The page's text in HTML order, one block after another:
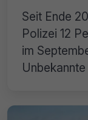
Seit Ende
Polizei 12
im